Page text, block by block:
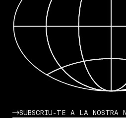
SUBSCRIU-TE A LA NOSTRA